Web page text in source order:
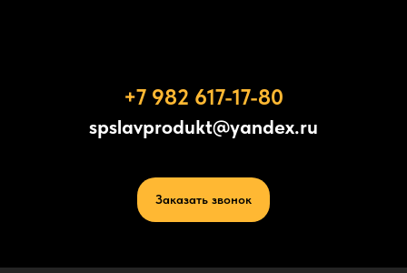
+7 982 617-17-80
spslavprodukt@yandex.ru
Заказать звонок